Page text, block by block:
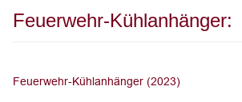
Feuerwehr-Kühlanhänger: